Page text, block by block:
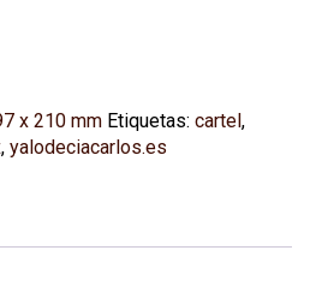
x 210 mm Etiquetas: cartel ,
, yalodeciacarlos.es